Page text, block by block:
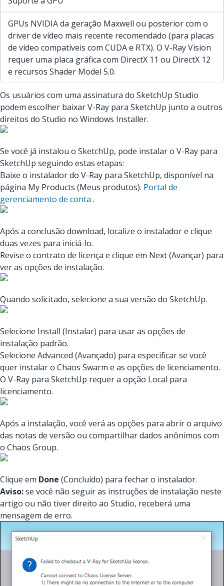
GPUs NVIDIA da geração Maxwell ou posterior com o
driver de vídeo mais recente recomendado (para placas
de vídeo compatíveis com CUDA e RTX). O V-Ray Vision
requer uma placa gráfica com DirectX 11 ou DirectX 12
e recursos Shader Model 5.0.
Os usuários com uma assinatura do SketchUp Studio
podem escolher baixar V-Ray para SketchUp junto a outros
direitos do Studio no Windows Installer.
Se você já instalou o SketchUp, pode instalar o V-Ray para
SketchUp seguindo estas etapas:
Baixe o instalador do V-Ray para SketchUp, disponível na
página My Products (Meus produtos). Portal de
gerenciamento de conta .
Após a conclusão download, localize o instalador e clique
duas vezes para iniciá-lo.
Revise o contrato de licença e clique em Next (Avançar) para
ver as opções de instalação.
Quando solicitado, selecione a sua versão do SketchUp.
Selecione Install (Instalar) para usar as opções de
instalação padrão.
Selecione Advanced (Avançado) para especificar se você
quer instalar o Chaos Swarm e as opções de licenciamento.
O V-Ray para SketchUp requer a opção Local para
licenciamento.
Após a instalação, você verá as opções para abrir o arquivo
das notas de versão ou compartilhar dados anônimos com
o Chaos Group.
Clique em Done (Concluído) para fechar o instalador.
Aviso:se você não seguir as instruções de instalação neste
artigo ou não tiver direito ao Studio, receberá uma
mensagem de erro.